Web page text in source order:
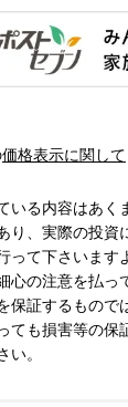
価格表示に関して
いる内容はあく
り、実際の投資
って下さいます
心の注意を払っ
保証するもので
ても損害等の保
い。